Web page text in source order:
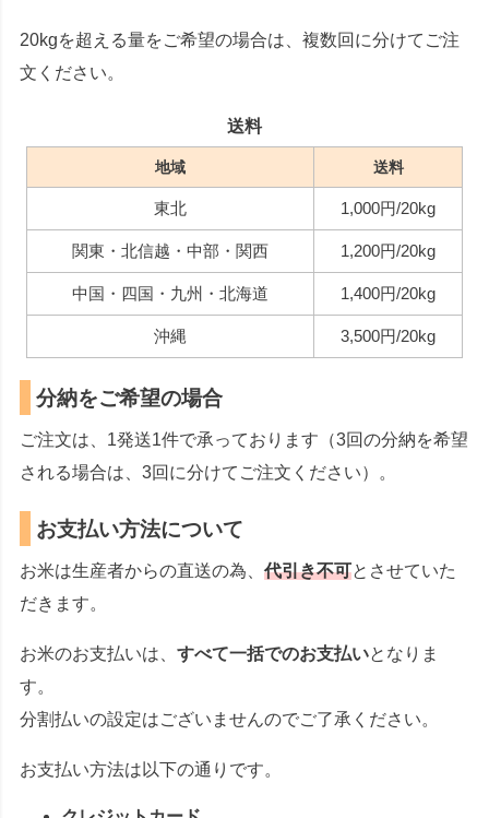
20kgを超える量をご希望の場合は、複数回に分けてご注
文ください。
送料
地域 送料
東北 1,000円/20kg
関東・北信越・中部・関西 1,200円/20kg
中国・四国・九州・北海道 1,400円/20kg
沖縄 3,500円/20kg
分納をご希望の場合
ご注文は、1発送1件で承っております（3回の分納を希望
される場合は、3回に分けてご注文ください）。
お支払い方法について
お米は生産者からの直送の為、 代引き不可とさせていた
だきます。
お米のお支払いは、 すべて一括でのお支払いとなりま
す。
分割払いの設定はございませんのでご了承ください。
お支払い方法は以下の通りです。